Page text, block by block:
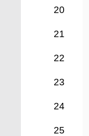
20
21
22
23
24
25